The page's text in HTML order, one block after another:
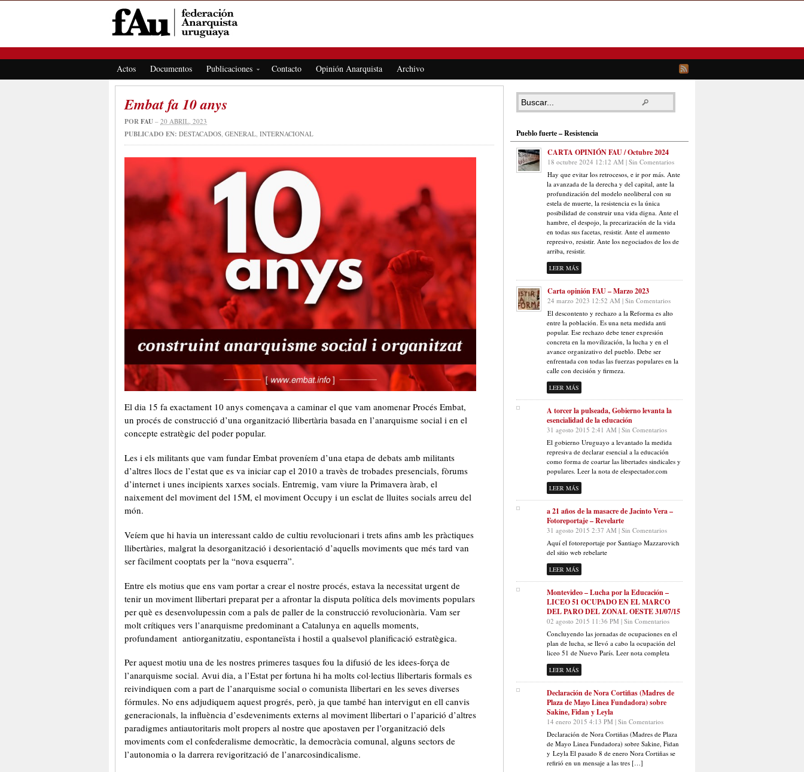
Actos Documentos Publicaciones Contacto Opinión Anarquista Archivo
Embat fa 10 anys
PORFAU – 20 ABRIL, 2023
PUBLICADO EN: DESTACADOS, GENERAL, INTERNACIONAL
El dia 15 fa exactament 10 anys començava a caminar el que vam anomenar Procés Embat,
un procés de construcció d’una organització llibertària basada en l’anarquisme social i en el
concepte estratègic del poder popular.
Les i els militants que vam fundar Embat proveníem d’una etapa de debats amb militants
d’altres llocs de l’estat que es va iniciar cap el 2010 a travès de trobades presencials, fòrums
d’internet i unes incipients xarxes socials. Entremig, vam viure la Primavera àrab, el
naixement del moviment del 15M, el moviment Occupy i un esclat de lluites socials arreu del
món.
Veíem que hi havia un interessant caldo de cultiu revolucionari i trets afins amb les pràctiques
llibertàries, malgrat la desorganització i desorientació d’aquells moviments que més tard van
ser fàcilment cooptats per la “nova esquerra”.
Entre els motius que ens vam portar a crear el nostre procés, estava la necessitat urgent de
tenir un moviment llibertari preparat per a afrontar la disputa política dels moviments populars
per què es desenvolupessin com a pals de paller de la construcció revolucionària. Vam ser
molt crítiques vers l’anarquisme predominant a Catalunya en aquells moments,
profundament antiorganitzatiu, espontaneïsta i hostil a qualsevol planificació estratègica.
Per aquest motiu una de les nostres primeres tasques fou la difusió de les idees-força de
l’anarquisme social. Avui dia, a l’Estat per fortuna hi ha molts col·lectius llibertaris formals es
reivindiquen com a part de l’anarquisme social o comunista llibertari en les seves diverses
fórmules. No ens adjudiquem aquest progrés, però, ja que també han intervigut en ell canvis
generacionals, la influència d’esdeveniments externs al moviment llibertari o l’aparició d’altres
paradigmes antiautoritaris molt propers al nostre que apostaven per l’organització dels
moviments com el confederalisme democràtic, la democràcia comunal, alguns sectors de
l’autonomia o la darrera revigorització de l’anarcosindicalisme.
Pueblo fuerte – Resistencia
CARTA OPINIÓN FAU / Octubre 2024
18 octubre 2024 12:12 AM | Sin Comentarios
Hay que evitar los retrocesos, e ir por más. Ante
la avanzada de la derecha y del capital, ante la
profundización del modelo neoliberal con su
estela de muerte, la resistencia es la única
posibilidad de construir una vida digna. Ante el
hambre, el despojo, la precarización de la vida
en todas sus facetas, resistir. Ante el aumento
represivo, resistir. Ante los negociados de los de
arriba, resistir.
LEER MÁS
Carta opinión FAU – Marzo 2023
24 marzo 2023 12:52 AM | Sin Comentarios
El descontento y rechazo a la Reforma es alto
entre la población. Es una neta medida anti
popular. Ese rechazo debe tener expresión
concreta en la movilización, la lucha y en el
avance organizativo del pueblo. Debe ser
enfrentada con todas las fuerzas populares en la
calle con decisión y firmeza.
LEER MÁS
A torcer la pulseada, Gobierno levanta la
esencialidad de la educación
31 agosto 2015 2:41 AM | Sin Comentarios
El gobierno Uruguayo a levantado la medida
represiva de declarar esencial a la educación
como forma de coartar las libertades sindicales y
populares. Leer la nota de elespectador.com
LEER MÁS
a 21 años de la masacre de Jacinto Vera –
Fotoreportaje – Revelarte
31 agosto 2015 2:37 AM | Sin Comentarios
Aquí el fotoreportaje por Santiago Mazzarovich
del sitio web rebelarte
LEER MÁS
Montevideo – Lucha por la Educación –
LICEO 51 OCUPADO EN EL MARCO
DEL PARO DEL ZONAL OESTE 31/07/15
02 agosto 2015 11:36 PM | Sin Comentarios
Concluyendo las jornadas de ocupaciones en el
plan de lucha, se llevó a cabo la ocupación del
liceo 51 de Nuevo París. Leer nota completa
LEER MÁS
Declaración de Nora Cortiñas (Madres de
Plaza de Mayo Linea Fundadora) sobre
Sakine, Fidan y Leyla
14 enero 2015 4:13 PM | Sin Comentarios
Declaración de Nora Cortiñas (Madres de Plaza
de Mayo Linea Fundadora) sobre Sakine, Fidan
y Leyla El pasado 8 de enero Nora Cortiñas se
refirió en un mensaje a las tres […]